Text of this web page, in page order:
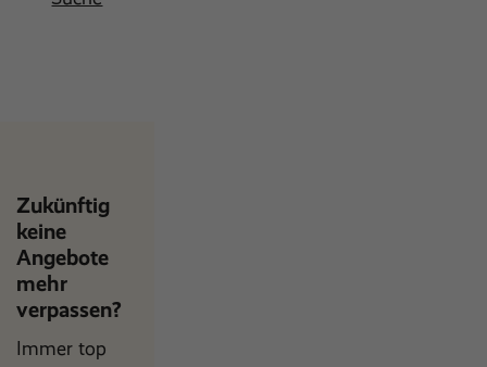
Zukünftig
keine
Angebote
mehr
verpassen?
Immer top